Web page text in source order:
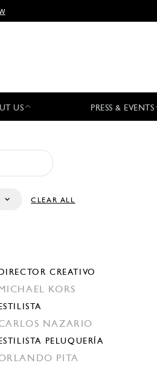
US PRESS & EVENTS
CLEAR ALL
CREATIVO
MICHAEL KORS
NAZARIO
PELUQUERÍA
PITA